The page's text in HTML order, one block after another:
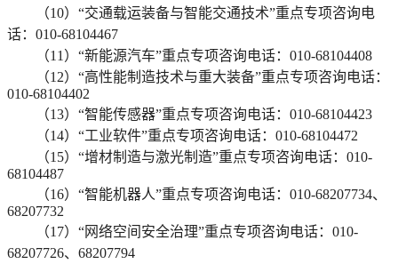
（10）“交通载运装备与智能交通技术”重点专项咨询电
话：010-68104467
（11）“新能源汽车”重点专项咨询电话：010-68104408
（12）“高性能制造技术与重大装备”重点专项咨询电话：
010-68104402
（13）“智能传感器”重点专项咨询电话：010-68104423
（14）“工业软件”重点专项咨询电话：010-68104472
（15）“增材制造与激光制造”重点专项咨询电话：010-
68104487
（16）“智能机器人”重点专项咨询电话：010-68207734、
68207732
（17）“网络空间安全治理”重点专项咨询电话：010-
68207726、68207794